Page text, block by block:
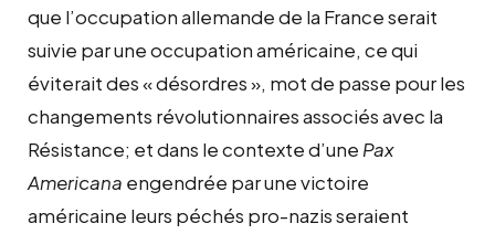
que l’occupation allemande de la France serait
suivie par une occupation américaine, ce qui
éviterait des « désordres », mot de passe pour les
changements révolutionnaires associés avec la
Résistance; et dans le contexte d’une Pax
Americana engendrée par une victoire
américaine leurs péchés pro-nazis seraient